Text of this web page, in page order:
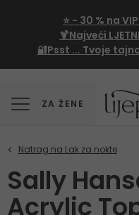
⭐ - 30 % na
🍹Najveći
🔐Psst ... Tvoje
ZA ŽENE
Sally
Acrylic